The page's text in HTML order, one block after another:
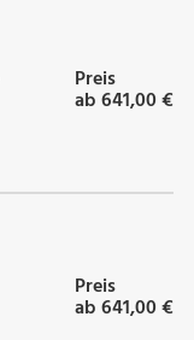
Preis
ab 641,00 €
Preis
ab 641,00 €